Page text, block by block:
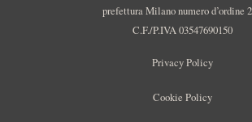
prefettura Milano numero d’ordine
C.F./P.IVA 03547690150
Privacy Policy
Cookie Policy